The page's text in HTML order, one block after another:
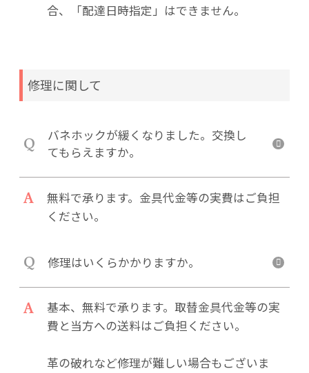
合、「配達日時指定」はできません。
修理に関して
Q
バネホックが緩くなりました。交換し
てもらえますか。
A
無料で承ります。金具代金等の実費はご負担
ください。
Q 修理はいくらかかりますか。
A
基本、無料で承ります。取替金具代金等の実
費と当方への送料はご負担ください。
革の破れなど修理が難しい場合もございま